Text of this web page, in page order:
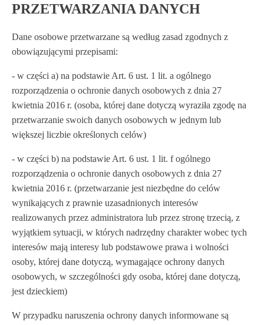
PRZETWARZANIA DANYCH
Dane osobowe przetwarzane są według zasad zgodnych z
obowiązującymi przepisami:
- w części a) na podstawie Art. 6 ust. 1 lit. a ogólnego
rozporządzenia o ochronie danych osobowych z dnia 27
kwietnia 2016 r. (osoba, której dane dotyczą wyraziła zgodę na
przetwarzanie swoich danych osobowych w jednym lub
większej liczbie określonych celów)
- w części b) na podstawie Art. 6 ust. 1 lit. f ogólnego
rozporządzenia o ochronie danych osobowych z dnia 27
kwietnia 2016 r. (przetwarzanie jest niezbędne do celów
wynikających z prawnie uzasadnionych interesów
realizowanych przez administratora lub przez stronę trzecią, z
wyjątkiem sytuacji, w których nadrzędny charakter wobec tych
interesów mają interesy lub podstawowe prawa i wolności
osoby, której dane dotyczą, wymagające ochrony danych
osobowych, w szczególności gdy osoba, której dane dotyczą,
jest dzieckiem)
W przypadku naruszenia ochrony danych informowane są